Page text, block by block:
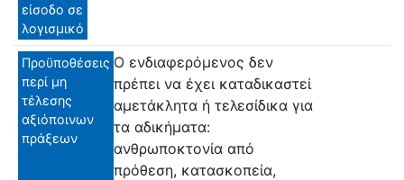
είσοδο σε
λογισμικό
Προϋποθέσεις
περί μη
τέλεσης
αξιόποινων
πράξεων
Ο ενδιαφερόμενος δεν
πρέπει να έχει καταδικαστεί
αμετάκλητα ή τελεσίδικα για
τα αδικήματα:
ανθρωποκτονία από
πρόθεση, κατασκοπεία,